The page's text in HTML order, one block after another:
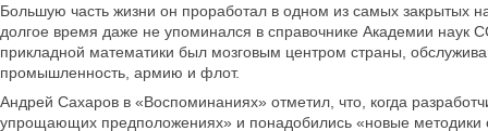
Большую часть жизни он проработал в одном из самых закрытых
долгое время даже не упоминался в справочнике Академии наук
прикладной математики был мозговым центром страны,
промышленность, армию и флот.
Андрей Сахаров в «Воспоминаниях» отметил, что, когда
упрощающих предположениях» и понадобились «новые методики